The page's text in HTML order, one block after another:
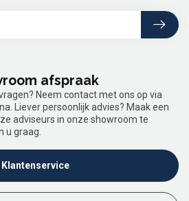
afspraak
Neem contact met ons op via
Liever persoonlijk advies? Maak een
adviseurs in onze showroom te
u graag.
Klantenservice